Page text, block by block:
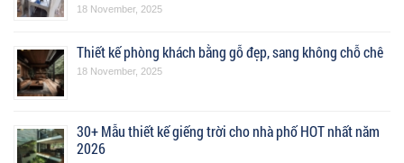
18 November, 2025
Thiết kế phòng khách bằng gỗ đẹp, sang không chỗ chê
18 November, 2025
30+ Mẫu thiết kế giếng trời cho nhà phố HOT nhất năm
2026